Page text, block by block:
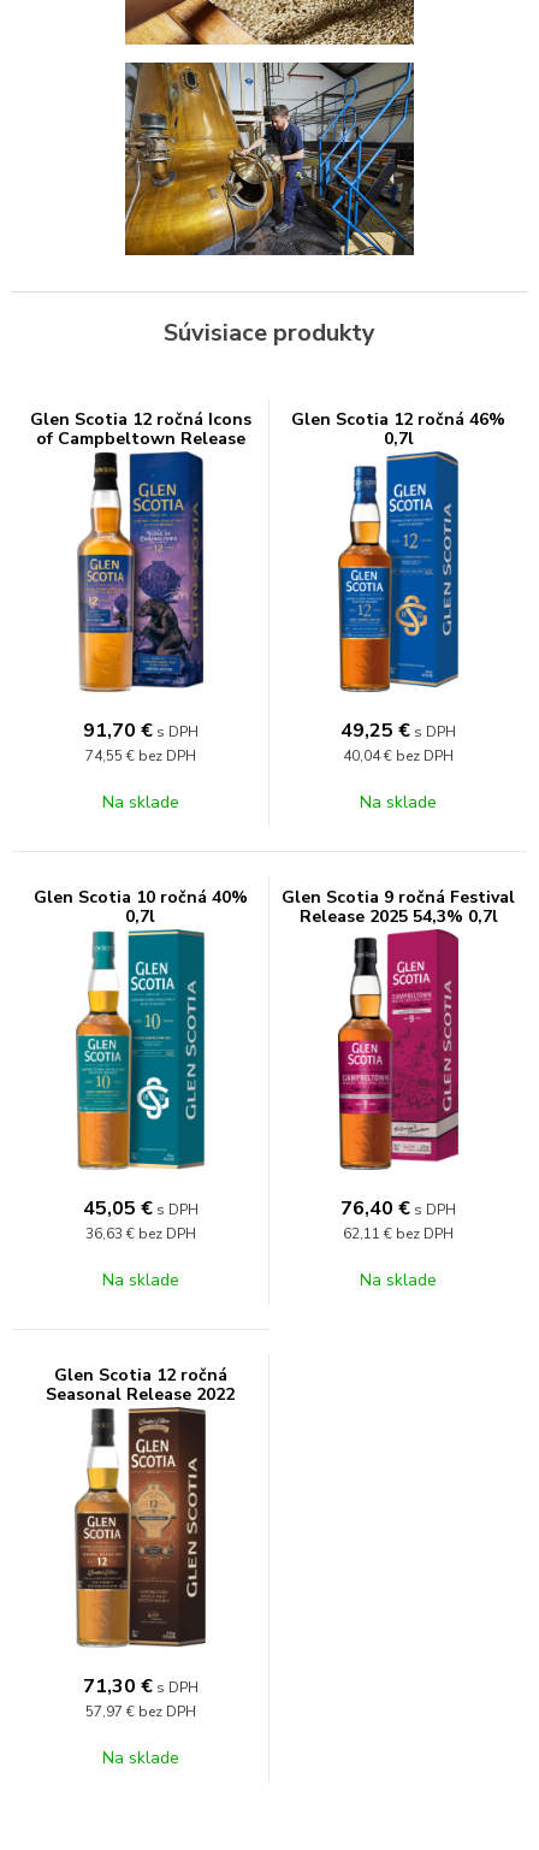
Súvisiace produkty
Glen Scotia 12 ročná Icons
of Campbeltown Release
No.3 57,1% 0,7l
91,70 € s DPH
74,55 € bez DPH
Na sklade
Glen Scotia 12 ročná 46%
0,7l
49,25 € s DPH
40,04 € bez DPH
Na sklade
Glen Scotia 10 ročná 40%
0,7l
45,05 € s DPH
36,63 € bez DPH
Na sklade
Glen Scotia 9 ročná Festival
Release 2025 54,3% 0,7l
76,40 € s DPH
62,11 € bez DPH
Na sklade
Glen Scotia 12 ročná
Seasonal Release 2022
53,3% 0,7l
71,30 € s DPH
57,97 € bez DPH
Na sklade